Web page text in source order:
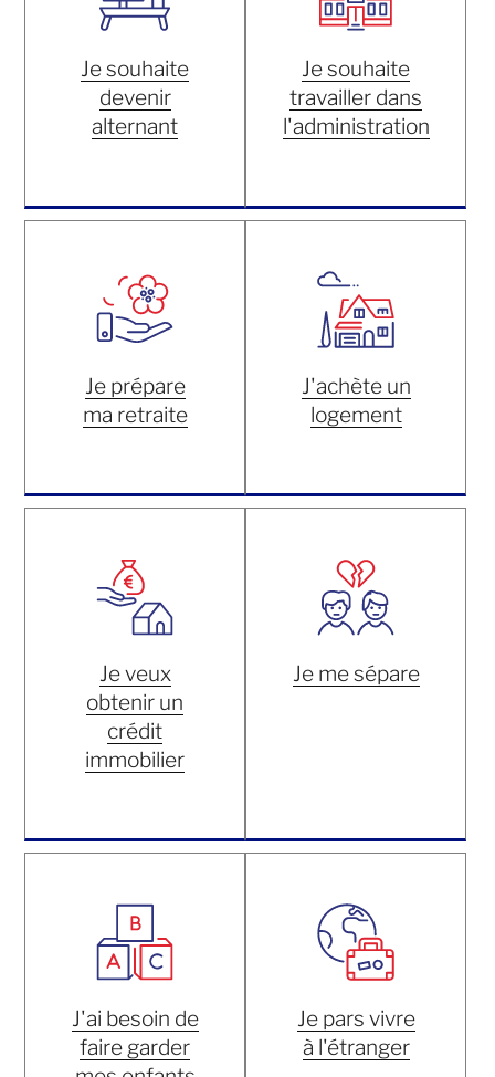
Je souhaite
devenir
alternant
Je souhaite
travailler dans
l'administration
Je prépare
ma retraite
J'achète un
logement
Je veux
obtenir un
crédit
immobilier
Je me sépare
J'ai besoin de
faire garder
Je pars vivre
à l'étranger